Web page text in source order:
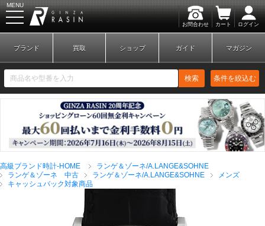
お問合わせ カート ログイン
MENU
新規会員登録 ログイン
ブランドから探す
ブランド 買取 ショップ ガイド マガジン
検索 条件を絞込む
高級ブランド時計-HOME
ランゲ＆ゾーネ/A.LANGE&SOHNE
ランゲ＆ゾーネ 中古
ランゲ＆ゾーネ/A.LANGE&SOHNE
メンズ
キャッシュバック対象商品